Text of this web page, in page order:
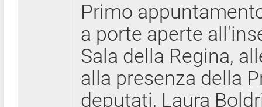
Primo
a porte aperte
Sala della Regina,
alla presenza della
deputati, Laura